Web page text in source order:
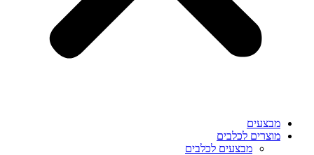
מבצעים
מוצרים לכלבים
מבצעים לכלבים